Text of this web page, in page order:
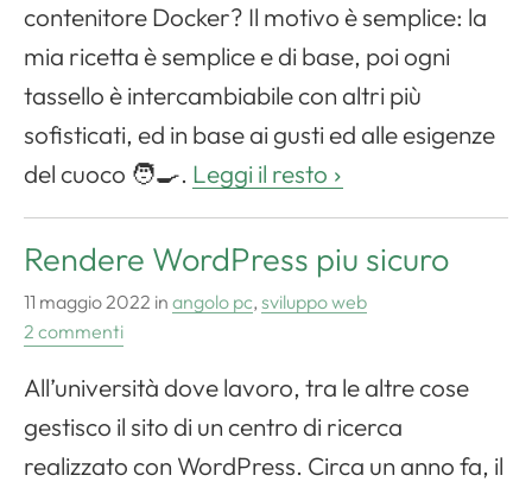
contenitore Docker? Il motivo è semplice: la
mia ricetta è semplice e di base, poi ogni
tassello è intercambiabile con altri più
sofisticati, ed in base ai gusti ed alle esigenze
del cuoco 🧑‍🍳. Leggi il resto
Rendere WordPress piu sicuro
11 maggio 2022 in angolo pc, sviluppo web
2 commenti
All’università dove lavoro, tra le altre cose
gestisco il sito di un centro di ricerca
realizzato con WordPress. Circa un anno fa, il